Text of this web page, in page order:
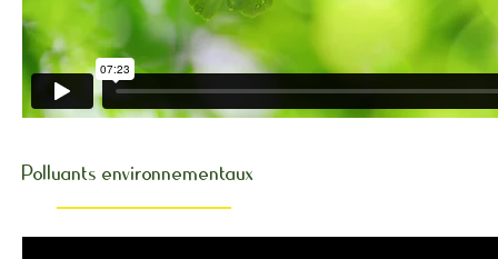
Polluants environnementaux